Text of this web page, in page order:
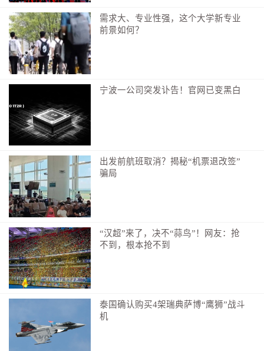
2014年，洞察大势，指出“科技是国家强盛之基，
创新是民族进步之魂”；
2016年，吹响号角，发出“为建设世界科技强国而
奋斗”的伟大号召；
2018年，审时度势，提出“努力成为世界主要科学
中心和创新高地”的目标；
2021年，勇立潮头，要求“肩负起时代赋予的重
任，努力实现高水平科技自立自强”；
2024年，着眼长远，强调“中国式现代化要靠科技
现代化作支撑，实现高质量发展要靠科技创新培育新动
能”；
…………
一个个铿锵鼓点，正是攻坚与跨越的坚实足迹。习
近平总书记言明深意：“这些年每逢两院院士大会、科协
全国代表大会，我都出席并讲话，目的就是动员全党全
社会支持科技发展、激发创新活力。”
大礼堂二层眺台上，悬挂着醒目标语：“全面贯彻习
近平新时代中国特色社会主义思想，锚定科技强国战略
需求大、专业性强，这个大学新专业
前景如何？
宁波一公司突发讣告！官网已变黑白
出发前航班取消？揭秘“机票退改签”
骗局
“汉超”来了，决不“蒜鸟”！网友：抢
不到，根本抢不到
泰国确认购买4架瑞典萨博“鹰狮”战斗
机